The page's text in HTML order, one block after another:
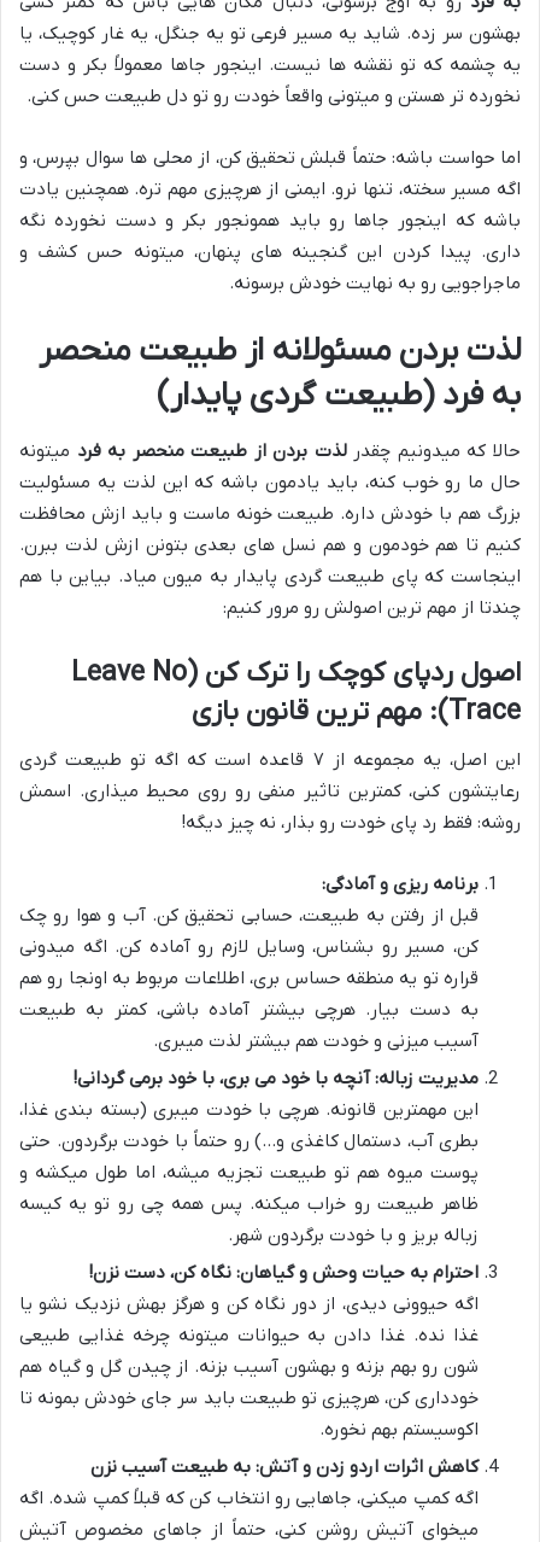
بهشون سر زده. شاید یه مسیر فرعی تو یه جنگل، یه غار کوچیک، یا
یه چشمه که تو نقشه ها نیست. اینجور جاها معمولاً بکر و دست
نخورده تر هستن و میتونی واقعاً خودت رو تو دل طبیعت حس کنی.
اما حواست باشه: حتماً قبلش تحقیق کن، از محلی ها سوال بپرس، و
اگه مسیر سخته، تنها نرو. ایمنی از هرچیزی مهم تره. همچنین یادت
باشه که اینجور جاها رو باید همونجور بکر و دست نخورده نگه
داری. پیدا کردن این گنجینه های پنهان، میتونه حس کشف و
ماجراجویی رو به نهایت خودش برسونه.
لذت بردن مسئولانه از طبیعت منحصر
به فرد (طبیعت گردی پایدار)
حالا که میدونیم چقدرلذت بردن از طبیعت منحصر به فرد میتونه
حال ما رو خوب کنه، باید یادمون باشه که این لذت یه مسئولیت
بزرگ هم با خودش داره. طبیعت خونه ماست و باید ازش محافظت
کنیم تا هم خودمون و هم نسل های بعدی بتونن ازش لذت ببرن.
اینجاست که پای طبیعت گردی پایدار به میون میاد. بیاین با هم
چندتا از مهم ترین اصولش رو مرور کنیم:
اصول ردپای کوچک را ترک کن (Leave No
Trace): مهم ترین قانون بازی
این اصل، یه مجموعه از ۷ قاعده است که اگه تو طبیعت گردی
رعایتشون کنی، کمترین تاثیر منفی رو روی محیط میذاری. اسمش
روشه: فقط رد پای خودت رو بذار، نه چیز دیگه!
برنامه ریزی و آمادگی:
قبل از رفتن به طبیعت، حسابی تحقیق کن. آب و هوا رو چک
کن، مسیر رو بشناس، وسایل لازم رو آماده کن. اگه میدونی
قراره تو یه منطقه حساس بری، اطلاعات مربوط به اونجا رو هم
به دست بیار. هرچی بیشتر آماده باشی، کمتر به طبیعت
آسیب میزنی و خودت هم بیشتر لذت میبری.
مدیریت زباله: آنچه با خود می بری، با خود برمی گردانی!
این مهمترین قانونه. هرچی با خودت میبری (بسته بندی غذا،
بطری آب، دستمال کاغذی و…) رو حتماً با خودت برگردون. حتی
پوست میوه هم تو طبیعت تجزیه میشه، اما طول میکشه و
ظاهر طبیعت رو خراب میکنه. پس همه چی رو تو یه کیسه
زباله بریز و با خودت برگردون شهر.
احترام به حیات وحش و گیاهان: نگاه کن، دست نزن!
اگه حیوونی دیدی، از دور نگاه کن و هرگز بهش نزدیک نشو یا
غذا نده. غذا دادن به حیوانات میتونه چرخه غذایی طبیعی
شون رو بهم بزنه و بهشون آسیب بزنه. از چیدن گل و گیاه هم
خودداری کن، هرچیزی تو طبیعت باید سر جای خودش بمونه تا
اکوسیستم بهم نخوره.
کاهش اثرات اردو زدن و آتش: به طبیعت آسیب نزن
اگه کمپ میکنی، جاهایی رو انتخاب کن که قبلاً کمپ شده. اگه
میخوای آتیش روشن کنی، حتماً از جاهای مخصوص آتیش